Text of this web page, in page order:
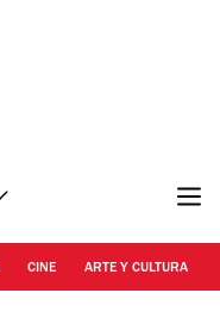
CINE ARTE Y CULTURA